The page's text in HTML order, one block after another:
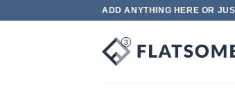
ADD ANYTHING HERE OR